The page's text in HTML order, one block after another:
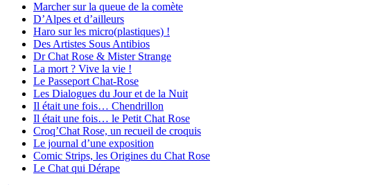
Marcher sur la queue de la comète
D’Alpes et d’ailleurs
Haro sur les micro(plastiques) !
Des Artistes Sous Antibios
Dr Chat Rose & Mister Strange
La mort ? Vive la vie !
Le Passeport Chat-Rose
Les Dialogues du Jour et de la Nuit
Il était une fois… Chendrillon
Il était une fois… le Petit Chat Rose
Croq’Chat Rose, un recueil de croquis
Le journal d’une exposition
Comic Strips, les Origines du Chat Rose
Le Chat qui Dérape